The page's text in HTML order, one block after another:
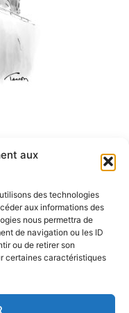
aux
des technologies
aux informations des
nous permettra de
de navigation ou les ID
ou de retirer son
certaines caractéristiques